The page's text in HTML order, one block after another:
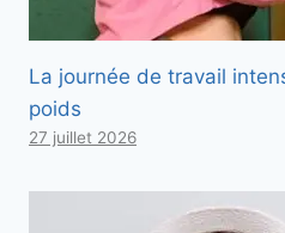
La journée de travail
poids
27 juillet 2026